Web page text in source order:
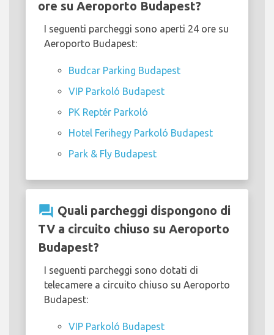
ore su Aeroporto Budapest?
I seguenti parcheggi sono aperti 24 ore su
Aeroporto Budapest:
Budcar Parking Budapest
VIP Parkoló Budapest
PK Reptér Parkoló
Hotel Ferihegy Parkoló Budapest
Park & Fly Budapest
question_answer Quali parcheggi dispongono di
TV a circuito chiuso su Aeroporto
Budapest?
I seguenti parcheggi sono dotati di
telecamere a circuito chiuso su Aeroporto
Budapest:
VIP Parkoló Budapest